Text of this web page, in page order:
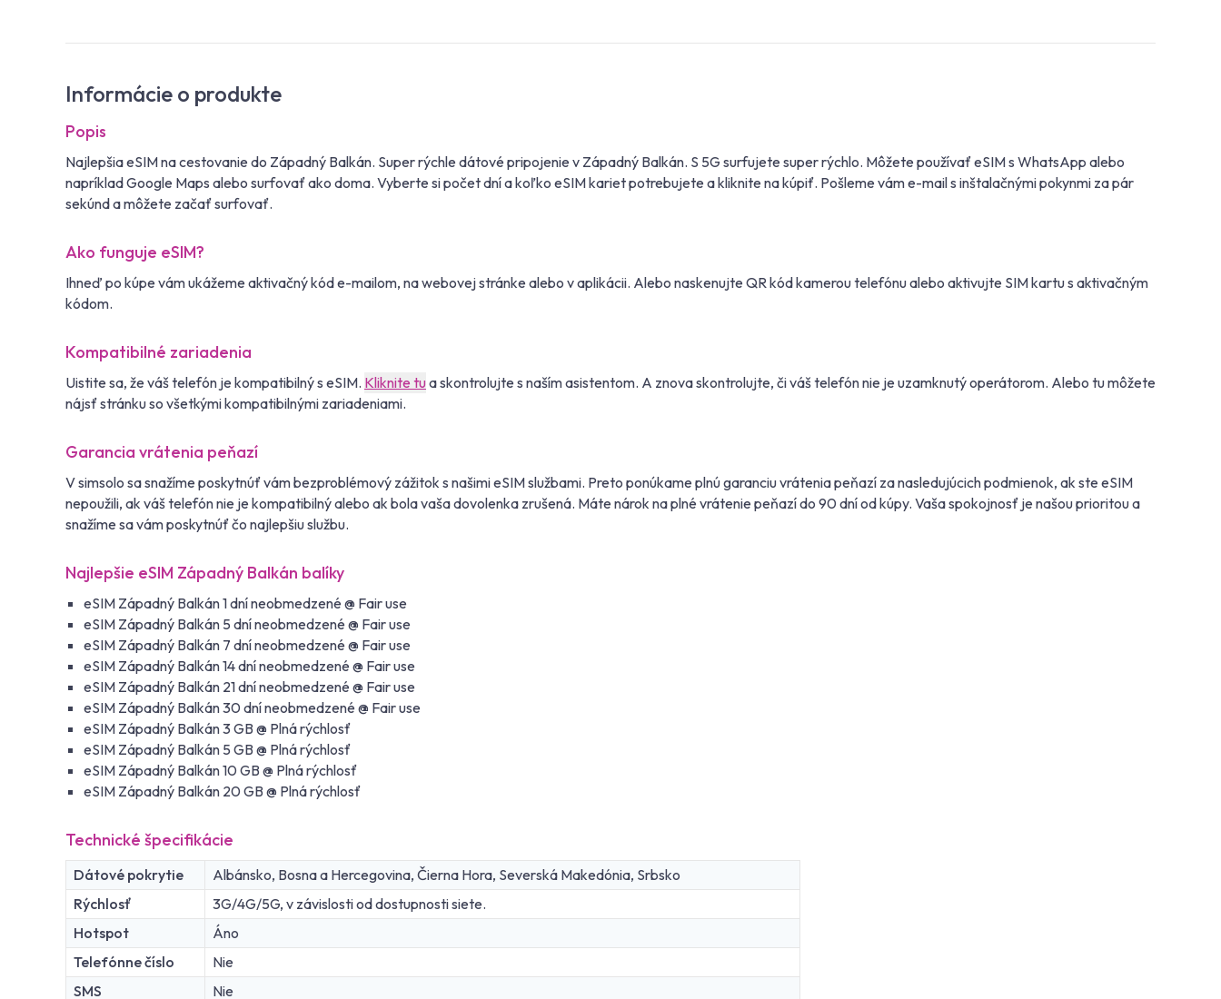
Informácie o produkte
Popis
Najlepšia eSIM na cestovanie do Západný Balkán. Super rýchle dátové pripojenie v Západný Balkán. S 5G surfujete super rýchlo. Môžete používať eSIM s WhatsApp alebo
napríklad Google Maps alebo surfovať ako doma. Vyberte si počet dní a koľko eSIM kariet potrebujete a kliknite na kúpiť. Pošleme vám e-mail s inštalačnými pokynmi za pár
sekúnd a môžete začať surfovať.
Ako funguje eSIM?
Ihneď po kúpe vám ukážeme aktivačný kód e-mailom, na webovej stránke alebo v aplikácii. Alebo naskenujte QR kód kamerou telefónu alebo aktivujte SIM kartu s aktivačným
kódom.
Kompatibilné zariadenia
Uistite sa, že váš telefón je kompatibilný s eSIM. Kliknite tua skontrolujte s naším asistentom. A znova skontrolujte, či váš telefón nie je uzamknutý operátorom. Alebo tu môžete
nájsť stránku so všetkými kompatibilnými zariadeniami.
Garancia vrátenia peňazí
V simsolo sa snažíme poskytnúť vám bezproblémový zážitok s našimi eSIM službami. Preto ponúkame plnú garanciu vrátenia peňazí za nasledujúcich podmienok, ak ste eSIM
nepoužili, ak váš telefón nie je kompatibilný alebo ak bola vaša dovolenka zrušená. Máte nárok na plné vrátenie peňazí do 90 dní od kúpy. Vaša spokojnosť je našou prioritou a
snažíme sa vám poskytnúť čo najlepšiu službu.
Najlepšie eSIM Západný Balkán balíky
eSIM Západný Balkán 1 dní neobmedzené @ Fair use
eSIM Západný Balkán 5 dní neobmedzené @ Fair use
eSIM Západný Balkán 7 dní neobmedzené @ Fair use
eSIM Západný Balkán 14 dní neobmedzené @ Fair use
eSIM Západný Balkán 21 dní neobmedzené @ Fair use
eSIM Západný Balkán 30 dní neobmedzené @ Fair use
eSIM Západný Balkán 3 GB @ Plná rýchlosť
eSIM Západný Balkán 5 GB @ Plná rýchlosť
eSIM Západný Balkán 10 GB @ Plná rýchlosť
eSIM Západný Balkán 20 GB @ Plná rýchlosť
Technické špecifikácie
Dátové pokrytie
Albánsko, Bosna a Hercegovina, Čierna Hora, Severská Makedónia, Srbsko
Rýchlosť
3G/4G/5G, v závislosti od dostupnosti siete.
Hotspot
Áno
Telefónne číslo
Nie
SMS
Nie